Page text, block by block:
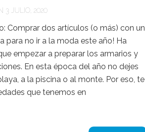
3 JULIO, 2020
Comprar dos artículos (o más) con un
para no ir a la moda este año! Ha
empezar a preparar los armarios y
En esta época del año no dejes
a la piscina o al monte. Por eso, te
que tenemos en